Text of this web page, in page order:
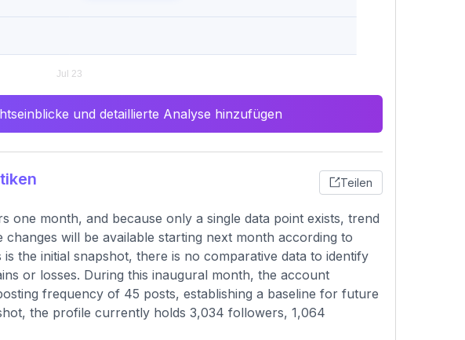
und detaillierte Analyse hinzufügen
Teilen
one month, and because only a single data point exists, trend
will be available starting next month according to
the initial snapshot, there is no comparative data to identify
or losses. During this inaugural month, the account
frequency of 45 posts, establishing a baseline for future
the profile currently holds 3,034 followers, 1,064